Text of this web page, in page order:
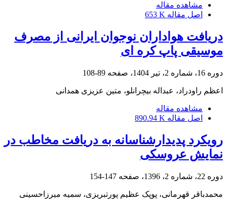
مشاهده مقاله
اصل مقاله 653 K
دریافت هواداران نوجوان ایرانی از مصرف
موسیقی پاپ کره ای
دوره 16، شماره 2، تیر 1404، صفحه 89-108
اعظم راودراد، عبداله بیچرانلو، متین عزیزی همدانی
مشاهده مقاله
اصل مقاله 890.94 K
رویکرد پدیدارشناسانه به دریافت مخاطب در
نمایش عروسکی
دوره 22، شماره 2، 1396، صفحه 147-154
محمدباقر قهرمانی، پوپک عظیم پورتبریزی، سمیه میرزاحسینی